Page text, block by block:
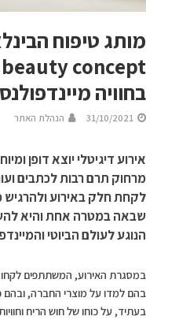
מותג טיפוח
concept
בחוויה מיינדפולנס
31/10/2021 הנהלת האתר
אירוע דיגיטלי יוצא דופן
מרחוק תרם רבות לכתבים
לקחת חלק באירוע
שבאה במטרה אחת והיא
הנוגע לעולם הביוטי
בהם למדו על מוצרי החברה, ובהם
בעתיד, על כוחו של חוש הריח